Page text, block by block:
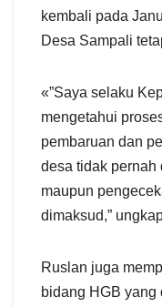
kembali pada
Desa Sampali
«”Saya selaku
mengetahui
pembaruan dan
desa tidak pernah
maupun
dimaksud,”
Ruslan juga
bidang HGB